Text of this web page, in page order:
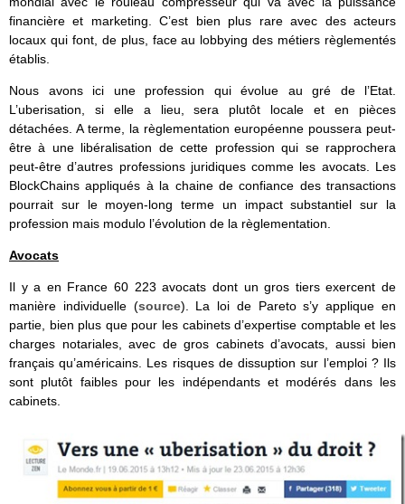
financière et marketing. C’est bien plus rare avec des acteurs
locaux qui font, de plus, face au lobbying des métiers règlementés
établis.
Nous avons ici une profession qui évolue au gré de l’Etat.
L’uberisation, si elle a lieu, sera plutôt locale et en pièces
détachées. A terme, la règlementation européenne poussera peut-
être à une libéralisation de cette profession qui se rapprochera
peut-être d’autres professions juridiques comme les avocats. Les
BlockChains appliqués à la chaine de confiance des transactions
pourrait sur le moyen-long terme un impact substantiel sur la
profession mais modulo l’évolution de la règlementation.
Avocats
Il y a en France 60 223 avocats dont un gros tiers exercent de
manière individuelle (source). La loi de Pareto s’y applique en
partie, bien plus que pour les cabinets d’expertise comptable et les
charges notariales, avec de gros cabinets d’avocats, aussi bien
français qu’américains. Les risques de dissuption sur l’emploi ? Ils
sont plutôt faibles pour les indépendants et modérés dans les
cabinets.